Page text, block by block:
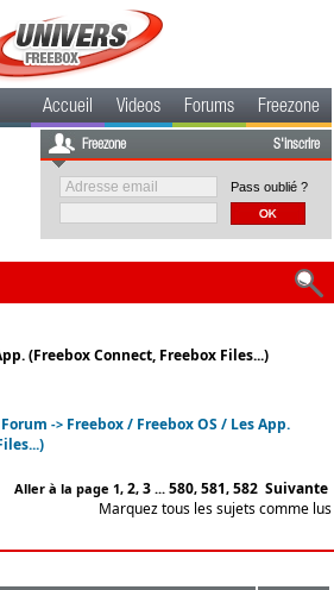
Accueil Videos Forums Freezone
Freezone S'inscrire
Pass oublié ?
(Freebox Connect, Freebox Files...)
-> Freebox / Freebox OS / Les App.
Aller à la page 1, 2, 3... 580, 581, 582 Suivante
Marquez tous les sujets comme lus